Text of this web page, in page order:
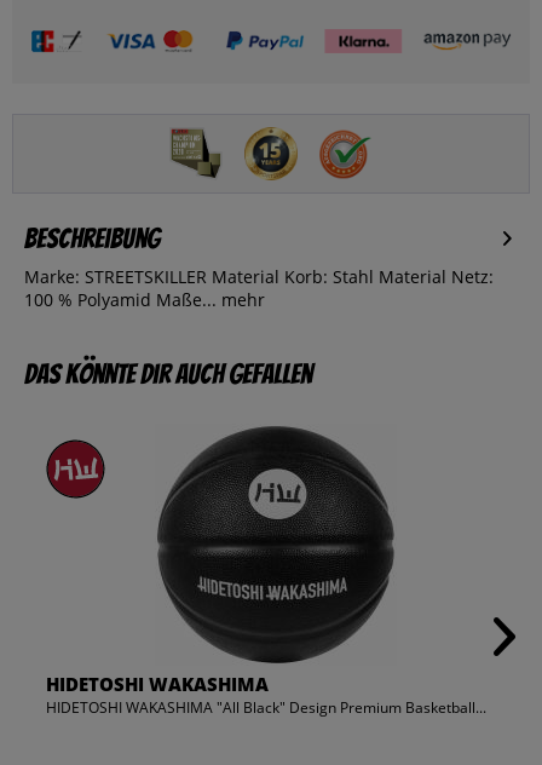
Beschreibung
Marke: STREETSKILLER Material Korb: Stahl Material Netz:
100 % Polyamid Maße... mehr
Das könnte dir auch gefallen
HIDETOSHI WAKASHIMA
HIDETOSHI WAKASHIMA "All Black" Design Premium Basketball...